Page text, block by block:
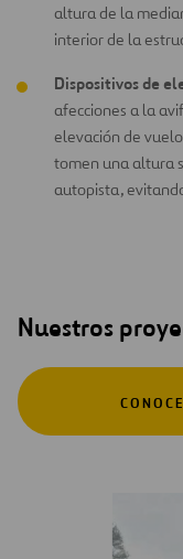
altura de la
interior de la
Dispositivos de
afecciones a la
elevación de
tomen una altura
autopista,
Nuestros